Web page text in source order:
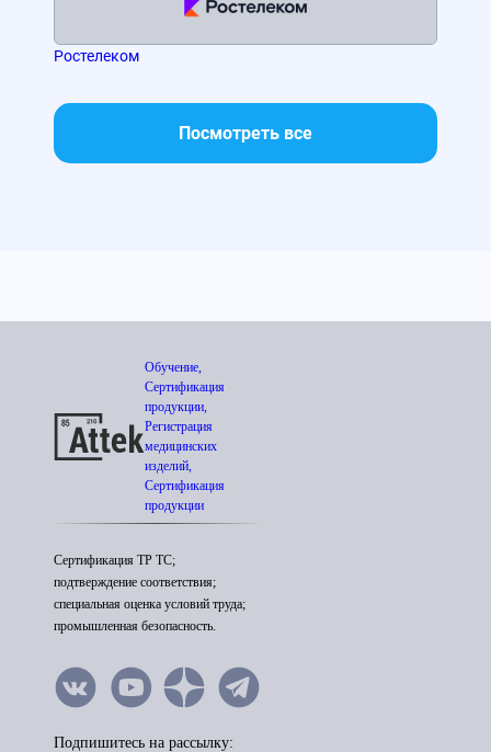
Ростелеком
Посмотреть все
Обучение,
Сертификация
продукции,
Регистрация
медицинских
изделий,
Сертификация
продукции
Сертификация ТР ТС;
подтверждение соответствия;
специальная оценка условий труда;
промышленная безопасность.
Подпишитесь на рассылку: